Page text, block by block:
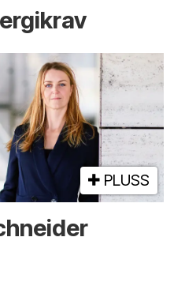
PLUSS